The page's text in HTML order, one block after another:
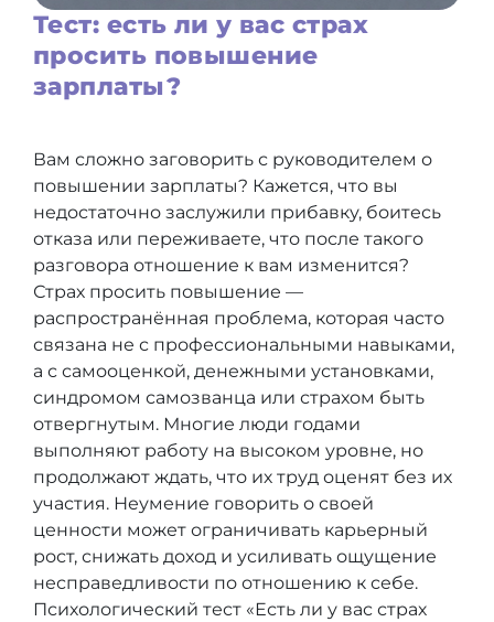
Тест: есть ли у вас страх
просить повышение
зарплаты?
Вам сложно заговорить с руководителем о
повышении зарплаты? Кажется, что вы
недостаточно заслужили прибавку, боитесь
отказа или переживаете, что после такого
разговора отношение к вам изменится?
Страх просить повышение —
распространённая проблема, которая часто
связана не с профессиональными навыками,
а с самооценкой, денежными установками,
синдромом самозванца или страхом быть
отвергнутым. Многие люди годами
выполняют работу на высоком уровне, но
продолжают ждать, что их труд оценят без их
участия. Неумение говорить о своей
ценности может ограничивать карьерный
рост, снижать доход и усиливать ощущение
несправедливости по отношению к себе.
Психологический тест «Есть ли у вас страх